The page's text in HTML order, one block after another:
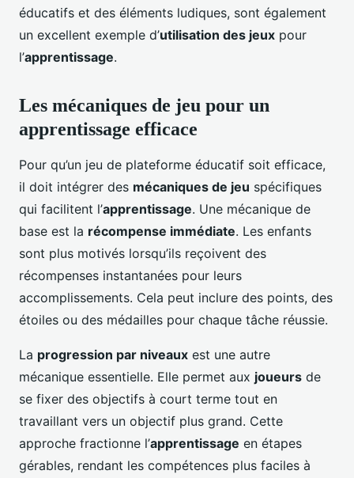
éducatifs et des éléments ludiques, sont également
un excellent exemple d’utilisation des jeux pour
l’apprentissage.
Les mécaniques de jeu pour un
apprentissage efficace
Pour qu’un jeu de plateforme éducatif soit efficace,
il doit intégrer des mécaniques de jeu spécifiques
qui facilitent l’apprentissage. Une mécanique de
base est la récompense immédiate. Les enfants
sont plus motivés lorsqu’ils reçoivent des
récompenses instantanées pour leurs
accomplissements. Cela peut inclure des points, des
étoiles ou des médailles pour chaque tâche réussie.
La progression par niveaux est une autre
mécanique essentielle. Elle permet aux joueurs de
se fixer des objectifs à court terme tout en
travaillant vers un objectif plus grand. Cette
approche fractionne l’apprentissage en étapes
gérables, rendant les compétences plus faciles à